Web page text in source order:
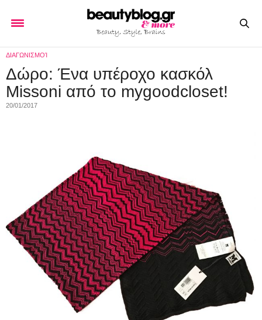
ΔΙΑΓΩΝΙΣΜΟΊ
Δώρο: Ένα υπέροχο κασκόλ
Missoni από το mygoodcloset!
20/01/2017